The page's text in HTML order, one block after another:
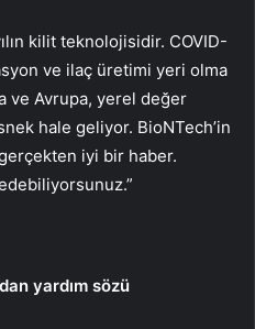
kilit teknolojisidir. COVID-
ve ilaç üretimi yeri olma
ve Avrupa, yerel değer
hale geliyor. BioNTech’in
iyi bir haber.
yardım sözü